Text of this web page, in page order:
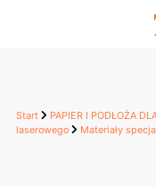
Start PAPIER I PODŁOŻA
laserowego
Materiały